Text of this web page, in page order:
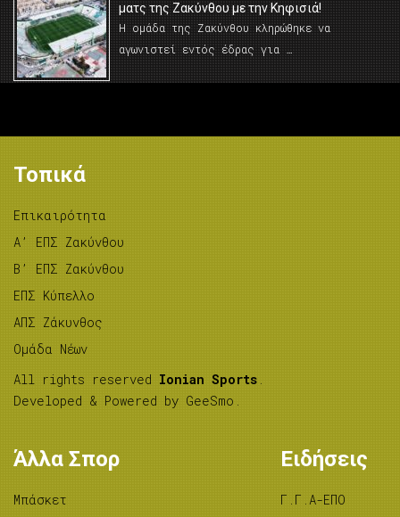
ματς της Ζακύνθου με την Κηφισιά!
Η ομάδα της Ζακύνθου κληρώθηκε να
αγωνιστεί εντός έδρας για …
Τοπικά
Επικαιρότητα
A’ ΕΠΣ Ζακύνθου
B’ ΕΠΣ Ζακύνθου
ΕΠΣ Κύπελλο
ΑΠΣ Ζάκυνθος
Ομάδα Νέων
All rights reserved Ionian Sports .
Developed & Powered by GeeSmo .
Άλλα Σπορ
Μπάσκετ
Ειδήσεις
Γ.Γ.Α-ΕΠΟ